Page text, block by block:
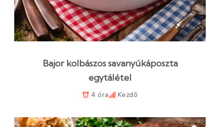
Bajor kolbászos savanyúkáposzta
egytálétel
4 óra Kezdő